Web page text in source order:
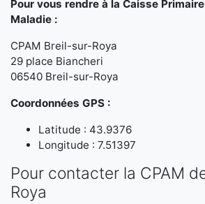
Pour vous rendre à la Caisse
Maladie :
CPAM Breil-sur-Roya
29 place Biancheri
06540 Breil-sur-Roya
Coordonnées GPS :
Latitude : 43.9376
Longitude : 7.51397
Pour contacter la CPAM
Roya